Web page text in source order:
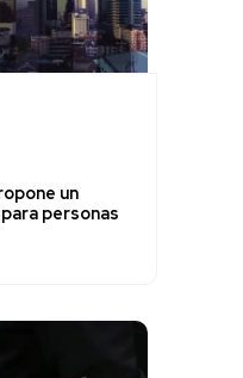
un
personas